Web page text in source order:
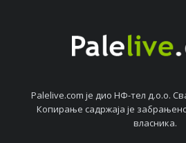
Palelive.com јe дио НФ-тeл д.о.о.
Копирањe садржаја јe
власника.